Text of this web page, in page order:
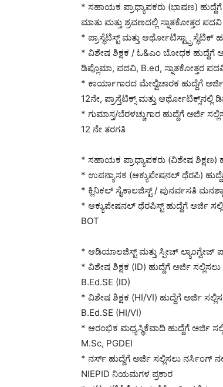
* ಸಹಾಯಕ ಪ್ರಾಧ್ಯಾಪಕರು (ಭಾಷಣ)
ಮಾತು ಮತ್ತು ಶ್ರವಣದಲ್ಲಿ ಸ್ನಾತಕೋತ್ತರ ಪದವಿ
* ಪ್ರಾಸ್ಥೆಟಿಸ್ಟ್ ಮತ್ತು
* ವಿಶೇಷ ಶಿಕ್ಷಕ / ಓ&ಎಂ ಬೋಧಕ ಹುದ್ದೆಗೆ
ಡಿಪ್ಲೊಮಾ, ಪದವಿ, B.ed, ಸ್ನಾತಕೋತ್ತರ
* ಕಾರ್ಯಾಗಾರದ ಮೇಲ್ವಿಚಾರಕ ಹುದ್ದೆಗೆ
12ನೇ, ಪ್ರಾಸ್ತೆಟಿಕ್ಸ್ ಮತ್ತು ಆರ್ಥೋಟಿಕ್ಸ್‌ನಲ್ಲಿ
* ಗುಮಾಸ್ತ/ಬೆರಳಚ್ಚುಗಾರ ಹುದ್ದೆಗೆ ಅರ್ಜಿ
12 ನೇ ತರಗತಿ
* ಸಹಾಯಕ ಪ್ರಾಧ್ಯಾಪಕರು (ವಿಶೇಷ ಶಿಕ್ಷಣ)
* ಉಪನ್ಯಾಸಕ (ಆಕ್ಯುಪೇಷನಲ್ ಥೆರಪಿ)
* ಕ್ಲಿನಿಕಲ್ ಸೈಕಾಲಜಿಸ್ಟ್ / ಪುನರ್ವಸತಿ
* ಆಕ್ಯುಪೇಷನಲ್ ಥೆರಪಿಸ್ಟ್ ಹುದ್ದೆಗೆ ಅರ್ಜಿ
BOT
* ಆಡಿಯಾಲಜಿಸ್ಟ್ ಮತ್ತು ಸ್ಪೀಚ್
* ವಿಶೇಷ ಶಿಕ್ಷಕ (ID) ಹುದ್ದೆಗೆ ಅರ್ಜಿ ಸಲ್ಲಿಸಲು
B.Ed.SE (ID)
* ವಿಶೇಷ ಶಿಕ್ಷಕ (HI/VI) ಹುದ್ದೆಗೆ ಅರ್ಜಿ
B.Ed.SE (HI/VI)
* ಆರಂಭಿಕ ಮಧ್ಯಸ್ಥಿಕೆವಾದಿ ಹುದ್ದೆಗೆ ಅರ್ಜಿ
M.Sc, PGDEI
* ನರ್ಸ್ ಹುದ್ದೆಗೆ ಅರ್ಜಿ ಸಲ್ಲಿಸಲು ನರ್ಸಿಂಗ್
NIEPID ನಿಯಮಗಳ ಪ್ರಕಾರ